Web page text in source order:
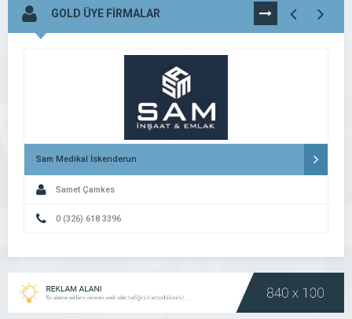
GOLD ÜYE FİRMALAR TÜMÜNÜ
GÖR
Sam Medikal İskenderun
Samet Çamkes
0 (326) 618 3396